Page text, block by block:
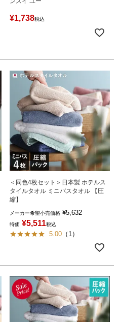
¥1,738税込
＜同色4枚セット＞日本製 ホテルス
タイルタオル ミニバスタオル 【圧
縮】
メーカー希望小売価格 ¥5,632
特価 ¥5,511税込
5.00 （ 1）